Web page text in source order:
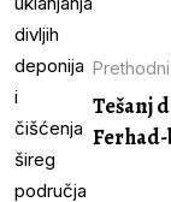
Tešanj